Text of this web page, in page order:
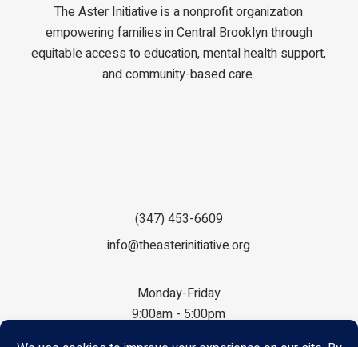
The Aster Initiative is a nonprofit organization
empowering families in Central Brooklyn through
equitable access to education, mental health support,
and community-based care.
(347) 453-6609
info@theasterinitiative.org
Monday-Friday
9:00am - 5:00pm